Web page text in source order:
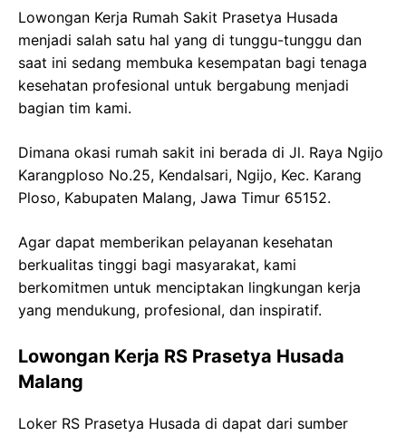
Lowongan Kerja Rumah Sakit Prasetya Husada
menjadi salah satu hal yang di tunggu-tunggu dan
saat ini sedang membuka kesempatan bagi tenaga
kesehatan profesional untuk bergabung menjadi
bagian tim kami.
Dimana okasi rumah sakit ini berada di Jl. Raya Ngijo
Karangploso No.25, Kendalsari, Ngijo, Kec. Karang
Ploso, Kabupaten Malang, Jawa Timur 65152.
Agar dapat memberikan pelayanan kesehatan
berkualitas tinggi bagi masyarakat, kami
berkomitmen untuk menciptakan lingkungan kerja
yang mendukung, profesional, dan inspiratif.
Lowongan Kerja RS Prasetya Husada
Malang
Loker RS Prasetya Husada di dapat dari sumber